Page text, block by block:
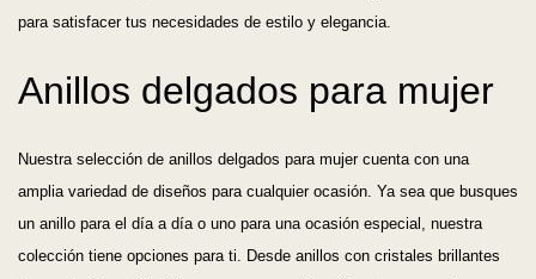
para satisfacer tus necesidades de estilo y elegancia.
Anillos delgados para mujer
Nuestra selección de anillos delgados para mujer cuenta con una
amplia variedad de diseños para cualquier ocasión. Ya sea que busques
un anillo para el día a día o uno para una ocasión especial, nuestra
colección tiene opciones para ti. Desde anillos con cristales brillantes